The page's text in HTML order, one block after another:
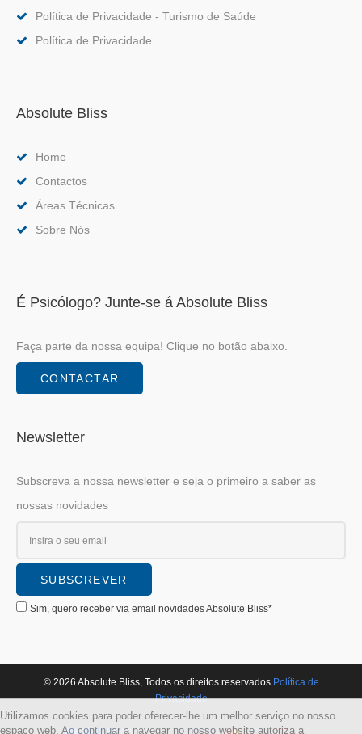
Política de Privacidade - Turismo de Saúde
Política de Privacidade
Absolute Bliss
Home
Contactos
Áreas Técnicas
Sobre Nós
É Psicólogo? Junte-se á Absolute Bliss
Faça parte da nossa equipa! Clique no botão abaixo.
CONTACTAR
Newsletter
Subscreva a nossa newsletter e seja o primeiro a saber as
nossas novidades
Sim, quero receber via email novidades Absolute Bliss*
© 2026 Absolute Bliss, Todos os direitos reservados Polí­tica de
Privacidade
Utilizamos cookies para poder oferecer-lhe um melhor serviço no nosso
espaço web. Ao continuar a navegar no nosso website autoriza a